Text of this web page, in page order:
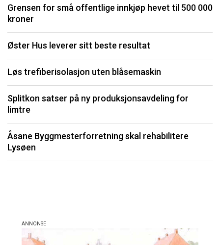
Grensen for små offentlige innkjøp hevet til 500 000
kroner
Øster Hus leverer sitt beste resultat
Løs trefiberisolasjon uten blåsemaskin
Splitkon satser på ny produksjonsavdeling for
limtre
Åsane Byggmesterforretning skal rehabilitere
Lysøen